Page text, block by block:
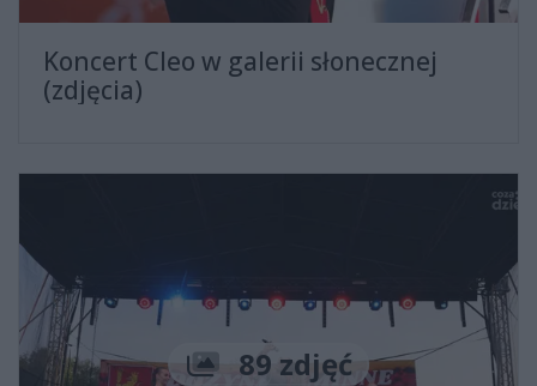
Koncert Cleo w galerii słonecznej
(zdjęcia)
Liczba zdjęć
89 zdjęć